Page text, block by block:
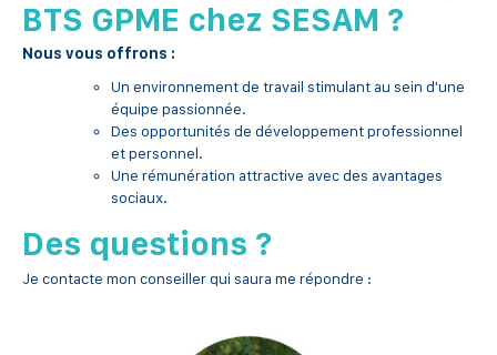
BTS GPME chez SESAM ?
Nous vous offrons :
Un environnement de travail stimulant au sein d'une
équipe passionnée.
Des opportunités de développement professionnel
et personnel.
Une rémunération attractive avec des avantages
sociaux.
Des questions ?
Je contacte mon conseiller qui saura me répondre :